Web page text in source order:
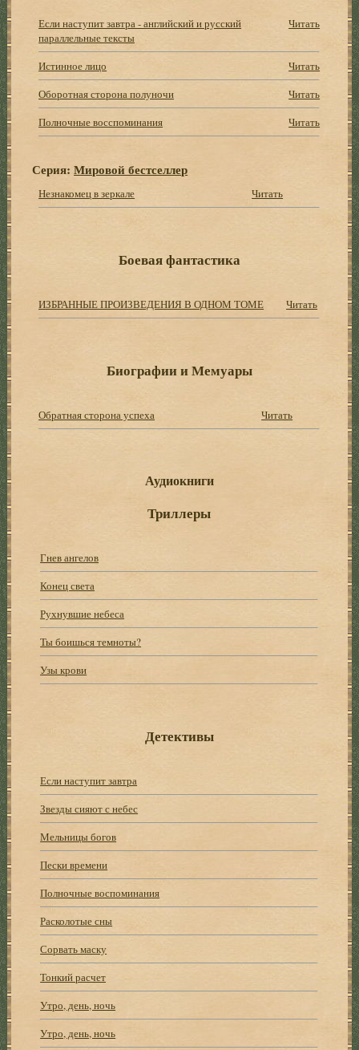
Если наступит завтра - английский и русский
параллельные тексты
Читать
Истинное лицо
Читать
Оборотная сторона полуночи
Читать
Полночные восспоминания
Читать
Серия:Мировой бестселлер
Незнакомец в зеркале Читать
Боевая фантастика
ИЗБРАННЫЕ ПРОИЗВЕДЕНИЯ В ОДНОМ ТОМЕ Читать
Биографии и Мемуары
Обратная сторона успеха Читать
Аудиокниги
Триллеры
Гнев ангелов
Конец света
Рухнувшие небеса
Ты боишься темноты?
Узы крови
Детективы
Если наступит завтра
Звезды сияют с небес
Мельницы богов
Пески времени
Полночные воспоминания
Расколотые сны
Сорвать маску
Тонкий расчет
Утро, день, ночь
Утро, день, ночь